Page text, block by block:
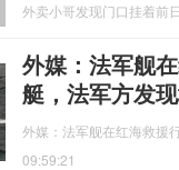
外卖小哥发现门口挂着前
外媒：法军舰
艇，法军方发
外媒：法军舰在红海救援
09:59:21